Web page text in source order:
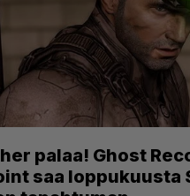
palaa! Ghost
saa loppukuusta